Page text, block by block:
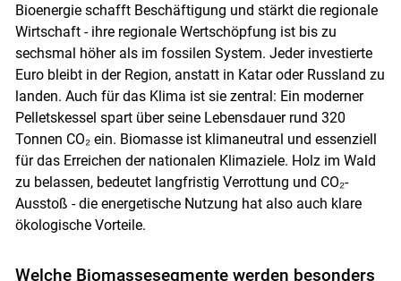
Bioenergie schafft Beschäftigung und stärkt die regionale
Wirtschaft - ihre regionale Wertschöpfung ist bis zu
sechsmal höher als im fossilen System. Jeder investierte
Euro bleibt in der Region, anstatt in Katar oder Russland zu
landen. Auch für das Klima ist sie zentral: Ein moderner
Pelletskessel spart über seine Lebensdauer rund 320
Tonnen CO₂ ein. Biomasse ist klimaneutral und essenziell
für das Erreichen der nationalen Klimaziele. Holz im Wald
zu belassen, bedeutet langfristig Verrottung und CO₂-
Ausstoß - die energetische Nutzung hat also auch klare
ökologische Vorteile.
Welche Biomassesegmente werden besonders